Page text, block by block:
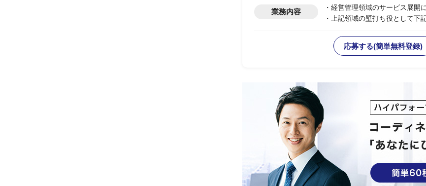
③ sharepointを使用した資料共
業 等
業務内容
・経営管理領域のサービス展開
・上記領域の壁打ち役として下
-サービス提供体制/運用オペレ
-コスト/収益面でのアドバイス
応募する(簡単無料登録)